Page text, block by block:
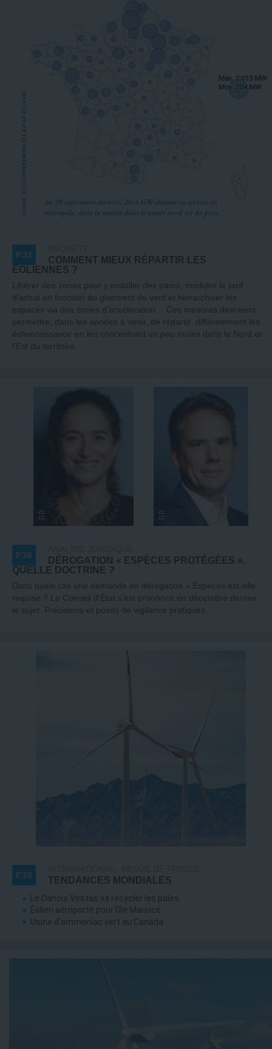
P.32
COMMENT MIEUX RÉPARTIR LES
ÉOLIENNES ?
Libérer des zones pour y installer des parcs, moduler le tarif
d’achat en fonction du gisement de vent et hiérarchiser les
espaces via des zones d’accélération… Ces mesures devraient
permettre, dans les années à venir, de répartir différemment les
éoliennessavoir en les concentrant un peu moins dans le Nord et
l’Est du territoire.
P.36
DÉROGATION « ESPÈCES PROTÉGÉES »,
QUELLE DOCTRINE ?
Dans quels cas une demande de dérogation « Espèces est-elle
requise ? Le Conseil d’État s’est prononcé en décembre dernier
le sujet. Précisions et points de vigilance pratiques.
P.38 TENDANCES MONDIALES
Le Danois Vestas va recycler les pales
Éolien aéroporté pour l’île Maurice
Usine d’ammoniac vert au Canada